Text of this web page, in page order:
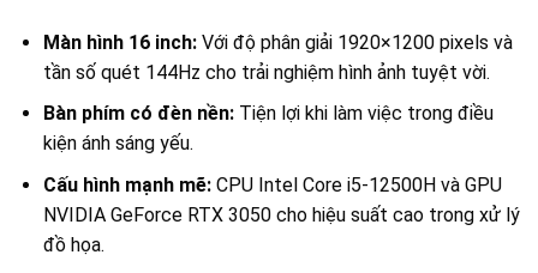
Màn hình 16 inch:Với độ phân giải 1920×1200 pixels và
tần số quét 144Hz cho trải nghiệm hình ảnh tuyệt vời.
Bàn phím có đèn nền:Tiện lợi khi làm việc trong điều
kiện ánh sáng yếu.
Cấu hình mạnh mẽ:CPU Intel Core i5-12500H và GPU
NVIDIA GeForce RTX 3050 cho hiệu suất cao trong xử lý
đồ họa.